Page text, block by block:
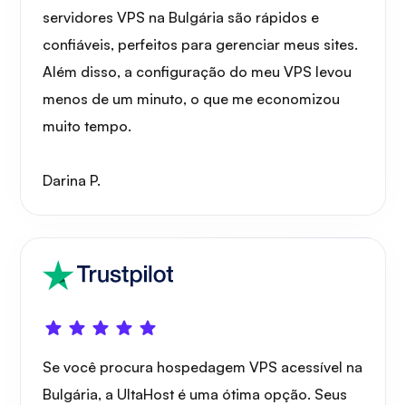
servidores VPS na Bulgária são rápidos e
confiáveis, perfeitos para gerenciar meus sites.
Além disso, a configuração do meu VPS levou
menos de um minuto, o que me economizou
muito tempo.
Darina P.
Se você procura hospedagem VPS acessível na
Bulgária, a UltaHost é uma ótima opção. Seus